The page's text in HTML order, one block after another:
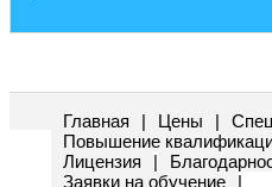
Главная | Цены |
Повышение
Лицензия
|
Заявки на обучение
|